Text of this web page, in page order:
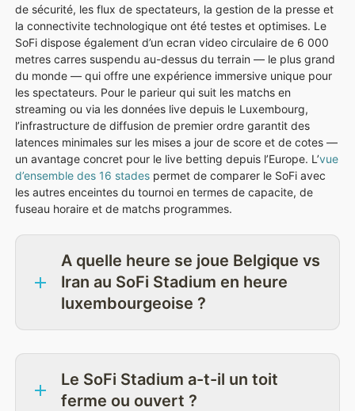
de sécurité, les flux de spectateurs, la gestion de la presse et
la connectivite technologique ont été testes et optimises. Le
SoFi dispose également d’un ecran video circulaire de 6 000
metres carres suspendu au-dessus du terrain — le plus grand
du monde — qui offre une expérience immersive unique pour
les spectateurs. Pour le parieur qui suit les matchs en
streaming ou via les données live depuis le Luxembourg,
l’infrastructure de diffusion de premier ordre garantit des
latences minimales sur les mises a jour de score et de cotes —
un avantage concret pour le live betting depuis l’Europe. L’vue
d’ensemble des 16 stades permet de comparer le SoFi avec
les autres enceintes du tournoi en termes de capacite, de
fuseau horaire et de matchs programmes.
A quelle heure se joue Belgique vs
Iran au SoFi Stadium en heure
luxembourgeoise ?
Le SoFi Stadium a-t-il un toit
ferme ou ouvert ?